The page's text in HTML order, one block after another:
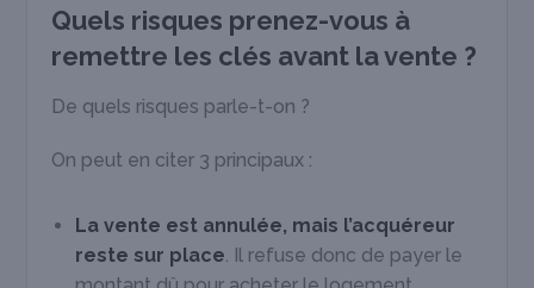
Quels risques prenez-vous à
remettre les clés avant la vente ?
De quels risques parle-t-on ?
On peut en citer 3 principaux :
La vente est annulée, mais l’acquéreur
reste sur place. Il refuse donc de payer le